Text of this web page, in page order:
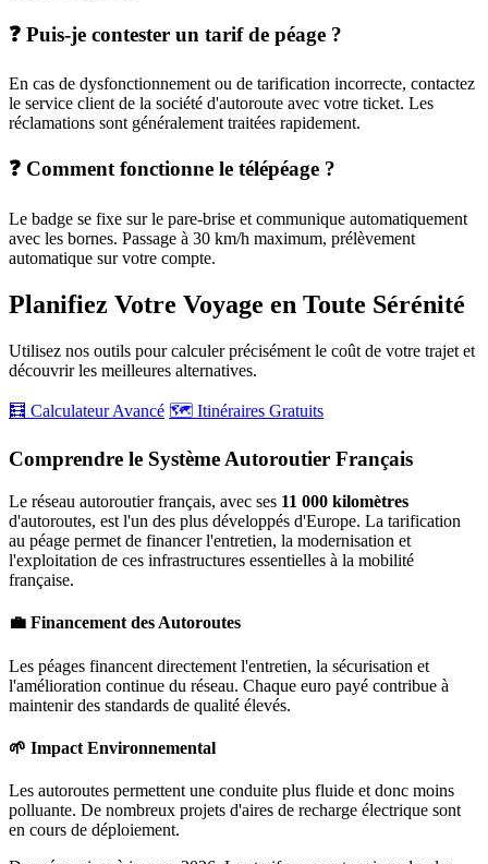
❓ Puis-je contester un tarif de péage ?
En cas de dysfonctionnement ou de tarification incorrecte, contactez
le service client de la société d'autoroute avec votre ticket. Les
réclamations sont généralement traitées rapidement.
❓ Comment fonctionne le télépéage ?
Le badge se fixe sur le pare-brise et communique automatiquement
avec les bornes. Passage à 30 km/h maximum, prélèvement
automatique sur votre compte.
Planifiez Votre Voyage en Toute Sérénité
Utilisez nos outils pour calculer précisément le coût de votre trajet et
découvrir les meilleures alternatives.
🧮 Calculateur Avancé 🗺️ Itinéraires Gratuits
Comprendre le Système Autoroutier Français
Le réseau autoroutier français, avec ses 11 000 kilomètres
d'autoroutes, est l'un des plus développés d'Europe. La tarification
au péage permet de financer l'entretien, la modernisation et
l'exploitation de ces infrastructures essentielles à la mobilité
française.
💼 Financement des Autoroutes
Les péages financent directement l'entretien, la sécurisation et
l'amélioration continue du réseau. Chaque euro payé contribue à
maintenir des standards de qualité élevés.
🌱 Impact Environnemental
Les autoroutes permettent une conduite plus fluide et donc moins
polluante. De nombreux projets d'aires de recharge électrique sont
en cours de déploiement.